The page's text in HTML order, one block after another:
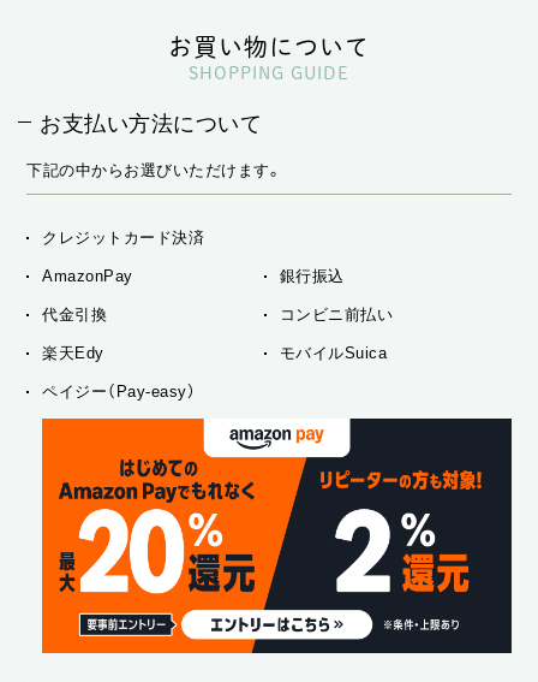
お買い物について
SHOPPING GUIDE
お支払い方法について
下記の中からお選びいただけます。
クレジットカード決済
AmazonPay 銀行振込
代金引換 コンビニ前払い
楽天Edy モバイルSuica
ペイジー（Pay-easy）